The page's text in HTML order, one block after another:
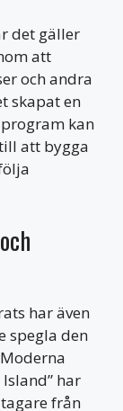
det gäller
att
och andra
skapat en
kan
att bygga
har även
spegla den
Island” har
från